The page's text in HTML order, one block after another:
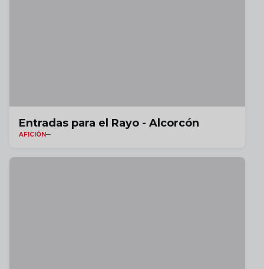
Entradas para el Rayo - Alcorcón
AFICIÓN